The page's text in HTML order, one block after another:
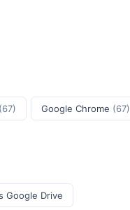
(67) Google Chrome (67)
Google Drive